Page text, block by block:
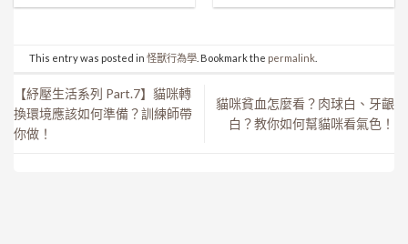
This entry was posted in 怪獸行為學. Bookmark the permalink.
【紓壓生活系列 Part.7】貓咪轉
換環境應該如何準備？訓練師帶
你做！
貓咪貧血怎麼看？肉球白、牙齦
白？教你如何幫貓咪看氣色！